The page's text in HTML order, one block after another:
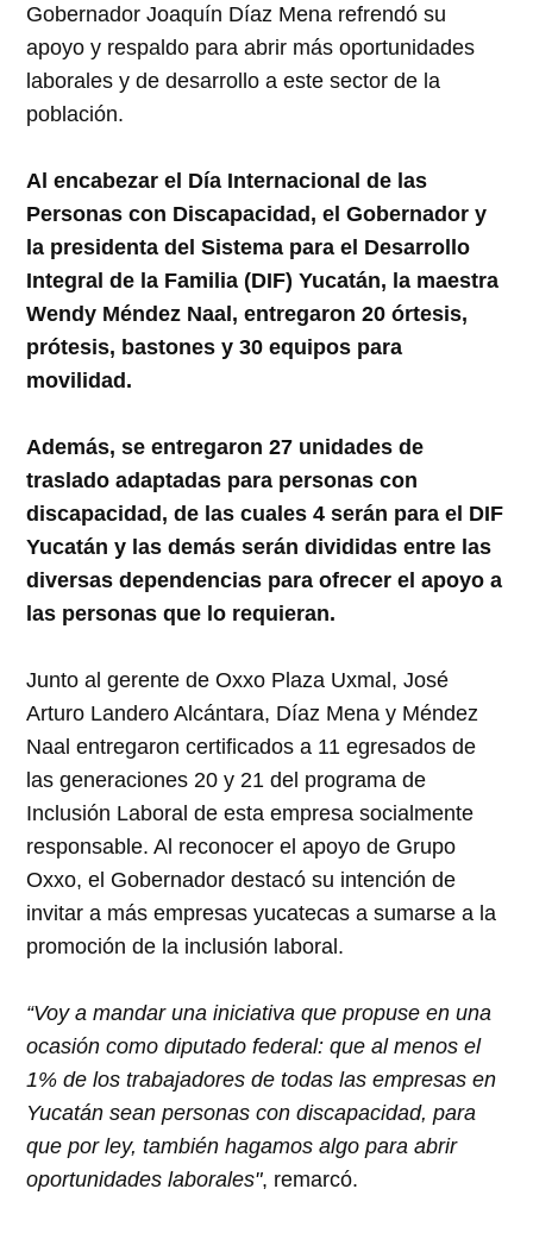
Gobernador Joaquín Díaz Mena refrendó su
apoyo y respaldo para abrir más oportunidades
laborales y de desarrollo a este sector de la
población.
Al encabezar el Día Internacional de las
Personas con Discapacidad, el Gobernador y
la presidenta del Sistema para el Desarrollo
Integral de la Familia (DIF) Yucatán, la maestra
Wendy Méndez Naal, entregaron 20 órtesis,
prótesis, bastones y 30 equipos para
movilidad.
Además, se entregaron 27 unidades de
traslado adaptadas para personas con
discapacidad, de las cuales 4 serán para el DIF
Yucatán y las demás serán divididas entre las
diversas dependencias para ofrecer el apoyo a
las personas que lo requieran.
Junto al gerente de Oxxo Plaza Uxmal, José
Arturo Landero Alcántara, Díaz Mena y Méndez
Naal entregaron certificados a 11 egresados de
las generaciones 20 y 21 del programa de
Inclusión Laboral de esta empresa socialmente
responsable. Al reconocer el apoyo de Grupo
Oxxo, el Gobernador destacó su intención de
invitar a más empresas yucatecas a sumarse a la
promoción de la inclusión laboral.
“Voy a mandar una iniciativa que propuse en una
ocasión como diputado federal: que al menos el
1% de los trabajadores de todas las empresas en
Yucatán sean personas con discapacidad, para
que por ley, también hagamos algo para abrir
oportunidades laborales", remarcó.